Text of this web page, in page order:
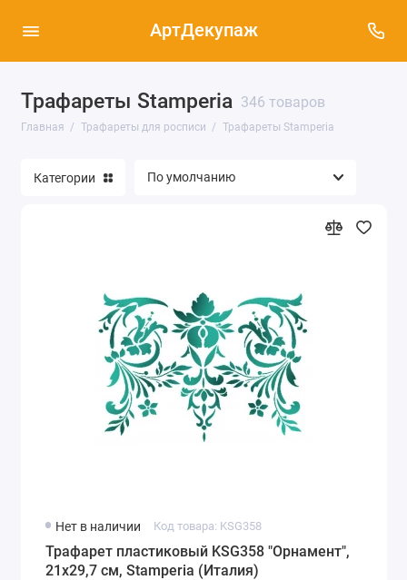
АртДекупаж
Трафареты Stamperia 346 товаров
Главная Трафареты для росписи Трафареты Stamperia
Трафареты Cadence (37)
Трафареты Stamperia (346)
Категории
Нет в наличии Код товара: KSG358
Трафарет пластиковый KSG358 "Орнамент",
21х29,7 см, Stamperia (Италия)